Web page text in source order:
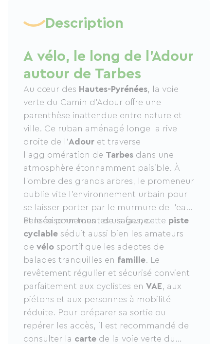
Description
A vélo, le long de l'Adour
autour de Tarbes
Au cœur des Hautes-Pyrénées , la voie
verte du Camin d’Adour offre une
parenthèse inattendue entre nature et
ville. Ce ruban aménagé longe la rive
droite de l’Adour et traverse
l’agglomération de Tarbes dans une
atmosphère étonnamment paisible. À
l’ombre des grands arbres, le promeneur
oublie vite l’environnement urbain pour
se laisser porter par le murmure de l’eau
et le foisonnement de la faune.
Pensée pour tous les usages, cette piste
cyclable séduit aussi bien les amateurs
de vélo sportif que les adeptes de
balades tranquilles en famille . Le
revêtement régulier et sécurisé convient
parfaitement aux cyclistes en VAE , aux
piétons et aux personnes à mobilité
réduite. Pour préparer sa sortie ou
repérer les accès, il est recommandé de
consulter la carte de la voie verte du